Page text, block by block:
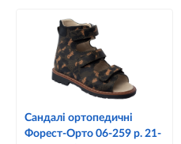
Сандалі ортопедичні
Форест-Орто 06-259 р. 21-